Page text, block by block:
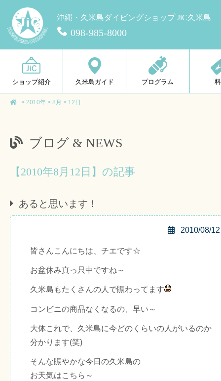
沖縄・久米島ダイビングショップ JiC久米島
098-985-8000
ショップ紹介 久米島ガイド プログラム
> 2010年 > 8月 > 12日
ブログ & NEWS
【2010年8月12日】の記事
あると思います！
2010/08/12
皆さんこんにちは、チエです☆
お盆休み真っ只中ですね～
久米島もたくさんの人で賑わってます
コンビニの商品なくなるの、早い～
大体これで、久米島に今どのくらいの人がいるのか
分かります(笑)
そんな賑やかな今日の久米島の
お天気はこちら～